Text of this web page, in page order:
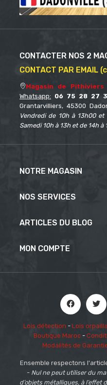
CONTACTER NOS 2
CONTACT PAR EMAIL
Magasin de
Whatsapp: 06 75 28 27
Grantarvilliers, 45300
Vendredi de 10h à 13h00
Samedi 10h à 13h et de 14h à
NOTRE MAGASIN
NOS SERVICES
ARTICLES DU BLOG
MON COMPTE
Lois détection - Lois
Boutique Maroc -
Modalités de
Ensemble respectons
- Nul ne peut utiliser du
d’objets métalliques, à l’effet